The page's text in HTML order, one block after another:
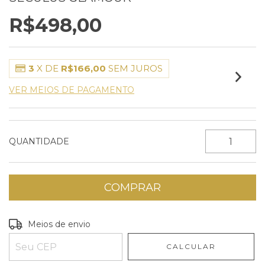
R$498,00
3 X DE R$166,00 SEM JUROS
VER MEIOS DE PAGAMENTO
QUANTIDADE
Entregas para o CEP:
Meios de envio
CALCULAR